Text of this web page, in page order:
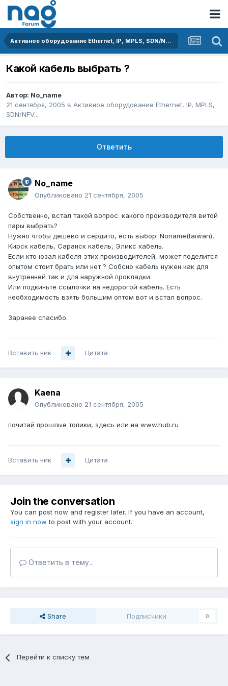
Активное оборудование Ethernet, IP, MPLS, SDN/NFV...
Какой кабель выбрать ?
Автор: No_name
21 сентября, 2005 в Активное оборудование Ethernet, IP, MPLS,
SDN/NFV...
Ответить
No_name
Опубликовано 21 сентября, 2005
Собственно, встал такой вопрос: какого производителя витой
пары выбрать?
Нужно чтобы дешево и сердито, есть выбор: Noname(taiwan),
Кирск кабель, Саранск кабель, Эликс кабель.
Если кто юзал кабеля этих производителей, может поделится
опытом стоит брать или нет ? Собсно кабель нужен как для
внутренней так и для наружной прокладки.
Или подкиньте ссылочки на недорогой кабель. Есть
необходимость взять большим оптом вот и встал вопрос.
Заранее спасибо.
Вставить ник Цитата
Kaena
Опубликовано 21 сентября, 2005
почитай прошлые топики, здесь или на www.hub.ru
Вставить ник Цитата
Join the conversation
You can post now and register later. If you have an account,
sign in now to post with your account.
Ответить в тему...
Share Подписчики 0
Перейти к списку тем